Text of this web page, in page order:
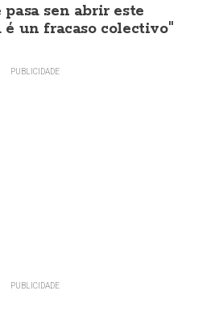
pasa sen abrir este
é un fracaso colectivo"